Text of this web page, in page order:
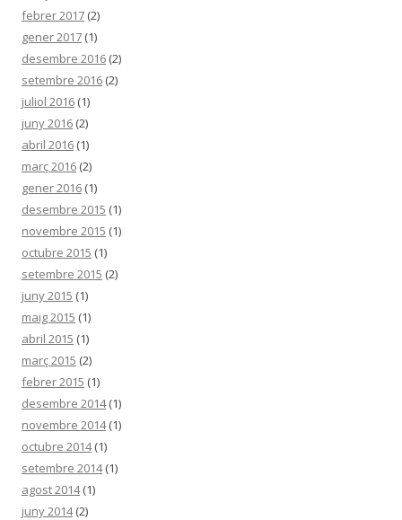
febrer 2017 (2)
gener 2017 (1)
desembre 2016 (2)
setembre 2016 (2)
juliol 2016 (1)
juny 2016 (2)
abril 2016 (1)
març 2016 (2)
gener 2016 (1)
desembre 2015 (1)
novembre 2015 (1)
octubre 2015 (1)
setembre 2015 (2)
juny 2015 (1)
maig 2015 (1)
abril 2015 (1)
març 2015 (2)
febrer 2015 (1)
desembre 2014(1)
novembre 2014(1)
octubre 2014(1)
setembre 2014(1)
agost 2014(1)
juny 2014(2)